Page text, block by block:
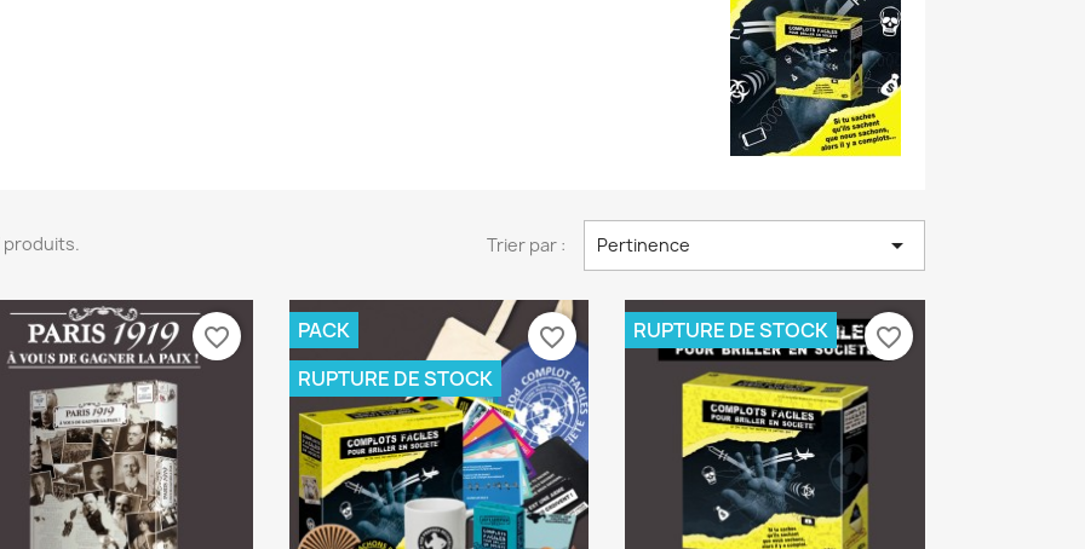
produits. Trier par : Pertinence 
favorite_border
PACK
RUPTURE DE STOCK
favorite_border RUPTURE DE STOCK favorite_border